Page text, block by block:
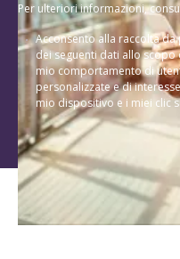
Per ulteriori informazioni,
Acconsento alla raccolta
dei seguenti dati allo scopo
mio comportamento di
personalizzate e di
mio dispositivo e i miei clic